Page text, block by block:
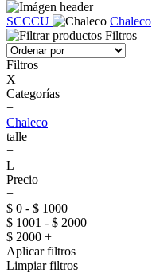
SCCCU
Chaleco
Filtros
Filtros
X
Categorías
+
Chaleco
talle
+
L
Precio
+
$ 0 - $ 1000
$ 1001 - $ 2000
$ 2000 +
Aplicar filtros
Limpiar filtros